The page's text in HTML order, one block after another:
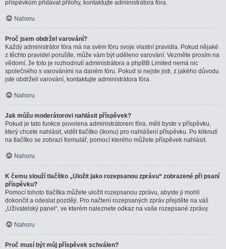
příspěvkům přidávat přílohy, kontaktujte administrátora fóra.
Nahoru
Proč jsem obdržel varování?
Každý administrátor fóra má na svém fóru svoje vlastní pravidla. Pokud nějaké
z těchto pravidel porušíte, může vám být uděleno varování. Vezměte prosím na
vědomí, že toto je rozhodnutí administrátora a phpBB Limited nemá nic
společného s varováními na daném fóru. Pokud si nejste jisti, z jakého důvodu
jste obdrželi varování, kontaktujte administrátora fóra.
Nahoru
Jak můžu moderátorovi nahlásit příspěvek?
Pokud je tato funkce povolena administrátorem fóra, měli byste v příspěvku,
který chcete nahlásit, vidět tlačítko (ikonu) pro nahlášení příspěvku. Po kliknutí
na tlačítko se zobrazí formulář, pomocí kterého můžete příspěvek nahlásit.
Nahoru
K čemu slouží tlačítko „Uložit jako rozepsanou zprávu“ zobrazené při psaní
příspěvku?
Pomocí tohoto tlačítka můžete uložit rozepsanou zprávu, abyste ji mohli
dokončit a odeslat později. Pro načtení rozepsaných zpráv přejděte na váš
„Uživatelský panel“, ve kterém naleznete odkaz na vaše rozepsané zprávy.
Nahoru
Proč musí být můj příspěvek schválen?